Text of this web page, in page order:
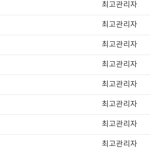
최고관리자
최고관리자
최고관리자
최고관리자
최고관리자
최고관리자
최고관리자
최고관리자